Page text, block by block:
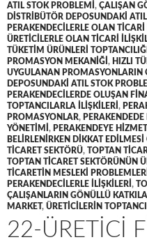
ATIL STOK PROBLEMI , ÇALIŞAN
DISTRIBÜTÖR DEPOSUNDAKI
PERAKENDECILERLE OLAN TICARI
ÜRETICILERLE OLAN TICARI
TÜKETIM ÜRÜNLERI TOPTANCILIĞI
PROMASYON MEKANIĞI , HIZLI
UYGULANAN PROMASYONLARIN
DEPOSUNDAKI ATIL STOK
PERAKENDECILERDE OLUŞAN
TOPTANCILARLA ILIŞKILERI ,
PROMASYONLAR, PERAKENDEDE
YÖNETIMI , PERAKENDEYE
BELIRLENIRKEN DIKKAT EDILMESI
TICARET SEKTÖRÜ, TOPTAN
TOPTAN TICARET SEKTÖRÜNÜN
TICARETIN MESLEKI PROBLEMLERI
PERAKENDECILERLE ILIŞKILERI ,
ÇALIŞANLARIN GÖNÜLLÜ
MARKET, ÜRETICILERIN
22-ÜRETICI